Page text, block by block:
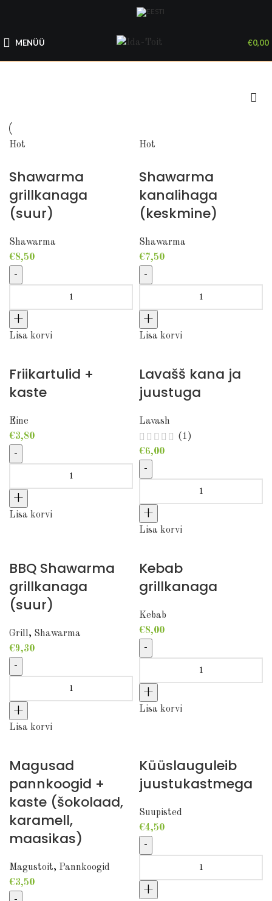
MENÜÜ €0,00
Hot
Shawarma
grillkanaga
(suur)
Shawarma
€8,50
Shawarma grillkanaga (suur) kogus
Lisa korvi
Hot
Shawarma
kanalihaga
(keskmine)
Shawarma
€7,50
Shawarma kanalihaga
(keskmine) kogus
Lisa korvi
Friikartulid +
kaste
Eine
€3,80
Friikartulid + kaste kogus
Lisa korvi
Lavašš kana ja
juustuga
Lavash
(1)
€6,00
Lavašš kana ja juustuga
kogus
Lisa korvi
BBQ Shawarma
grillkanaga
(suur)
Grill, Shawarma
€9,30
BBQ Shawarma grillkanaga (suur) kogus
Lisa korvi
Kebab
grillkanaga
Kebab
€8,00
Kebab grillkanaga kogus
Lisa korvi
Magusad
pannkoogid +
kaste (šokolaad,
karamell,
maasikas)
Magustoit, Pannkoogid
€3,50
Küüslauguleib
juustukastmega
Suupisted
€4,50
Küüslauguleib
juustukastmega kogus